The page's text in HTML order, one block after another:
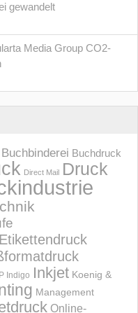
gewandelt
Media Group CO2-
Buchbinderei Buchdruck
Direct Mail Druck
Etikettendruck
Indigo Inkjet Koenig &
Management
Online-